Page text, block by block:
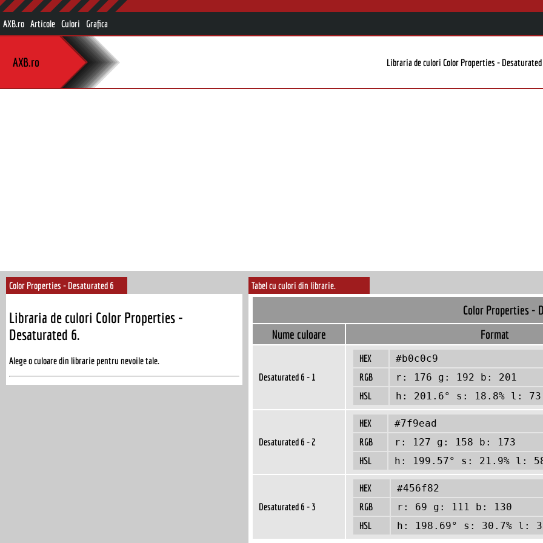
AXB.ro Articole Culori Grafica
AXB.ro Libraria de culori Color Properties -
Color Properties - Desaturated 6
Libraria de culori Color Properties -
Desaturated 6.
Alege o culoare din librarie pentru nevoile tale.
Tabel cu culori din librarie.
Color Properties -
Nume culoare
Format
Desaturated 6 - 1
HEX #b0c0c9
RGB r: 176 g: 192 b: 201
HSL h: 201.6° s: 18.8% l:
Desaturated 6 - 2
HEX #7f9ead
RGB r: 127 g: 158 b: 173
HSL h: 199.57° s: 21.9% l:
Desaturated 6 - 3
HEX #456f82
RGB r: 69 g: 111 b: 130
HSL h: 198.69° s: 30.7% l: